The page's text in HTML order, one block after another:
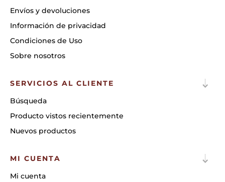
Envíos y devoluciones
Información de privacidad
Condiciones de Uso
Sobre nosotros
SERVICIOS AL CLIENTE
Búsqueda
Producto vistos recientemente
Nuevos productos
MI CUENTA
Mi cuenta